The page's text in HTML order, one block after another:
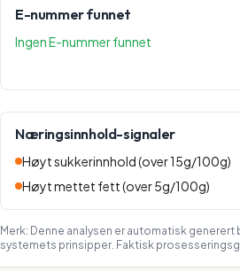
E-nummer funnet
Ingen E-nummer funnet
Næringsinnhold-signaler
Høyt sukkerinnhold (over 15g/100g)
Høyt mettet fett (over 5g/100g)
Merk: Denne analysen er automatisk
systemets prinsipper. Faktisk